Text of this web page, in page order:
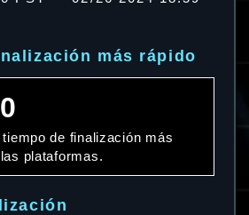
más rápido
de finalización más
plataformas.